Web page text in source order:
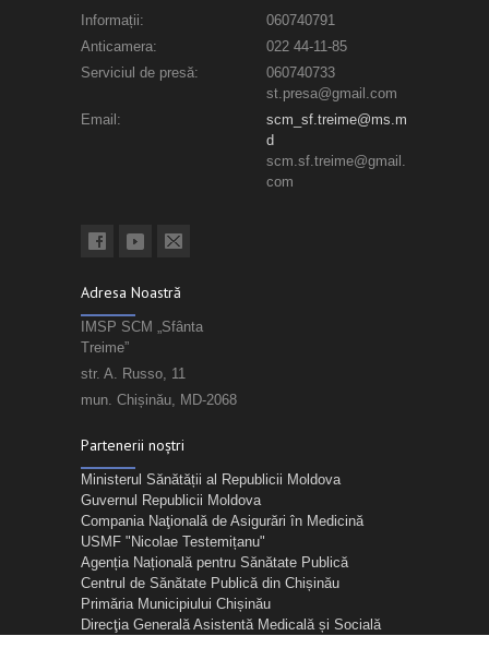
Informații:
060740791
Anticamera:
022 44-11-85
Serviciul de presă:
060740733
st.presa@gmail.com
Email:
scm_sf.treime@ms.m
d
scm.sf.treime@gmail.
com
Adresa Noastră
IMSP SCM „Sfânta
Treime”
str. A. Russo, 11
mun. Chișinău, MD-2068
Partenerii noștri
Ministerul Sănătății al Republicii Moldova
Guvernul Republicii Moldova
Compania Naţională de Asigurări în Medicină
USMF "Nicolae Testemițanu"
Agenția Națională pentru Sănătate Publică
Centrul de Sănătate Publică din Chișinău
Primăria Municipiului Chișinău
Direcţia Generală Asistentă Medicală și Socială